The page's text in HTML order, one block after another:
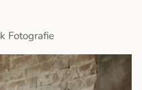
Fotografie